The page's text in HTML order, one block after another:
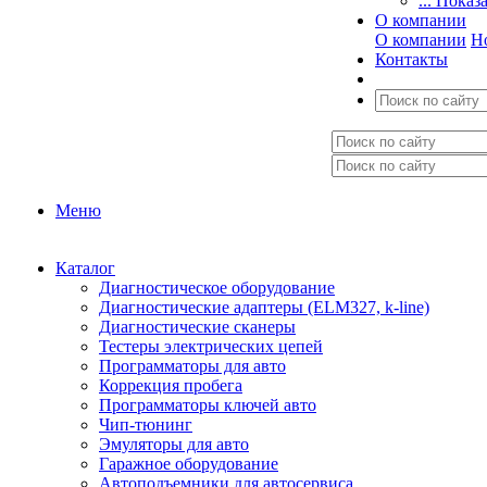
О компании
О компании
Контакты
Меню
Каталог
Диагностическое оборудование
Диагностические адаптеры (ELM327, k-line)
Диагностические сканеры
Тестеры электрических цепей
Программаторы для авто
Коррекция пробега
Программаторы ключей авто
Чип-тюнинг
Эмуляторы для авто
Гаражное оборудование
Автоподъемники для автосервиса